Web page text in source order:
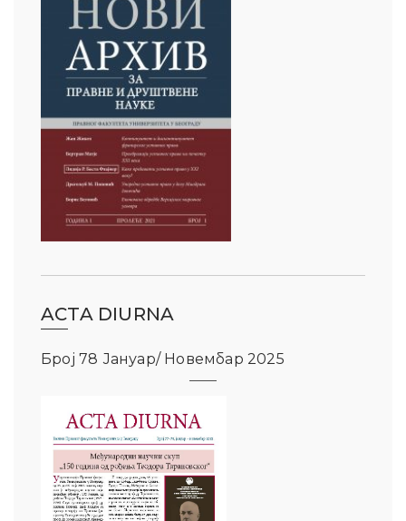
ACTA DIURNA
Број 78 Јануар/ Новембар 2025